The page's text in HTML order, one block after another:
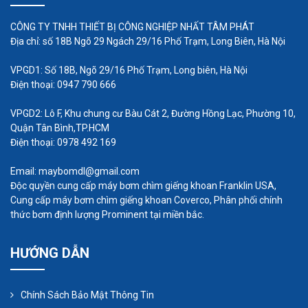
3. Dịch vụ hậu mãi tận tâm:
Tâm Nhất Phát không chỉ cung cấp các sản phẩm
đến dịch vụ hậu mãi tận tâm. Khách hàng sẽ được
bơm bùn trục vít để đảm bảo hoạt động ổn định
và hiệu quả.
Tâm Nhất Phát hiểu rằng mỗi khách hàng có yêu
cầu và ứng dụng riêng biệt, vì vậy họ cung cấp các
giải pháp tùy chỉnh cho bơm bùn trục vít. Khách
hàng có thể yên tâm lựa chọn các thông số kỹ
thuật, kích thước và tính năng để phù hợp với yêu
5. Cam kết uy tín:
CÔNG TY TNHH THIẾT BỊ CÔNG NGHIỆP NHẤT TÂM PHÁT
Địa chỉ: số 18B Ngõ 29 Ngách 29/16 Phố Trạm, Long Biên, Hà Nội
VPGD1: Số 18B, Ngõ 29/16 Phố Trạm, Long biên, Hà Nội
Điện thoại: 0947 790 666
VPGD2: Lô F, Khu chung cư Bàu Cát 2, Đường Hồng Lạc, Phường 10,
Quận Tân Bình,TP.HCM
Điện thoại: 0978 492 169
Email: maybomdl@gmail.com
Độc quyền cung cấp máy bơm chìm giếng khoan Franklin USA,
Cung cấp máy bơm chìm giếng khoan Coverco, Phân phối chính
thức bơm định lượng Prominent tại miền bắc.
HƯỚNG DẪN
Chính Sách Bảo Mật Thông Tin